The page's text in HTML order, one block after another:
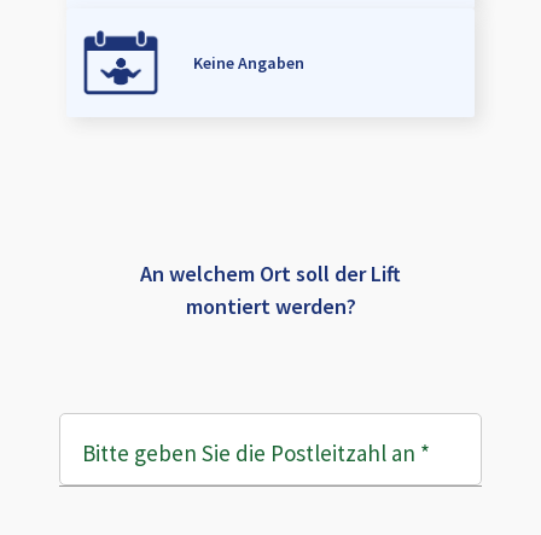
Keine Angaben
An welchem Ort soll der Lift
montiert werden?
Bitte geben Sie die Postleitzahl an *